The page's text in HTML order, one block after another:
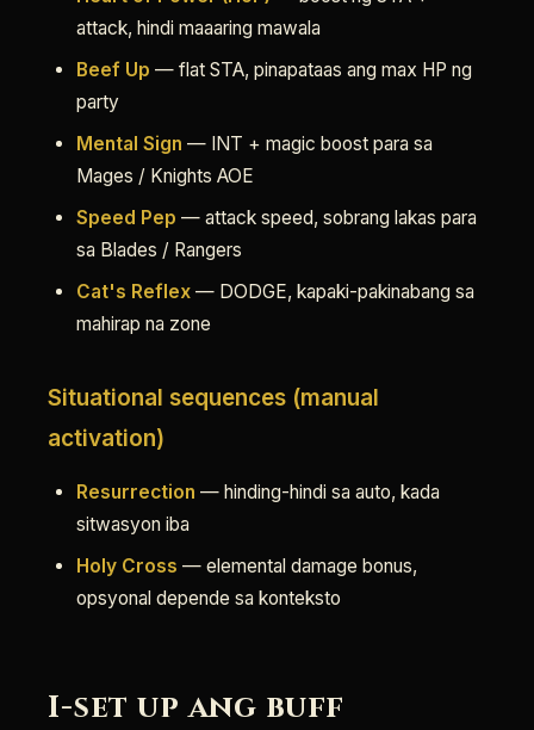
attack, hindi maaaring mawala
Beef Up — flat STA, pinapataas ang max HP ng
party
Mental Sign — INT + magic boost para sa
Mages / Knights AOE
Speed Pep — attack speed, sobrang lakas para
sa Blades / Rangers
Cat's Reflex — DODGE, kapaki-pakinabang sa
mahirap na zone
Situational sequences (manual
activation)
Resurrection — hinding-hindi sa auto, kada
sitwasyon iba
Holy Cross — elemental damage bonus,
opsyonal depende sa konteksto
I-set up ang buff